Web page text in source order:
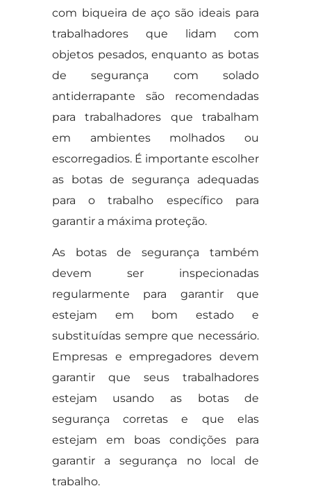
com biqueira de aço são ideais para
trabalhadores que lidam com
objetos pesados, enquanto as botas
de segurança com solado
antiderrapante são recomendadas
para trabalhadores que trabalham
em ambientes molhados ou
escorregadios. É importante escolher
as botas de segurança adequadas
para o trabalho específico para
garantir a máxima proteção.
As botas de segurança também
devem ser inspecionadas
regularmente para garantir que
estejam em bom estado e
substituídas sempre que necessário.
Empresas e empregadores devem
garantir que seus trabalhadores
estejam usando as botas de
segurança corretas e que elas
estejam em boas condições para
garantir a segurança no local de
trabalho.